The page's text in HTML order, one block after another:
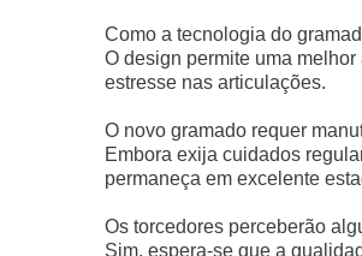
Como a tecnologia do
O design permite uma
estresse nas articulações.
O novo gramado requer
Embora exija cuidados
permaneça em excelente
Os torcedores perceberão
Sim, espera-se que a